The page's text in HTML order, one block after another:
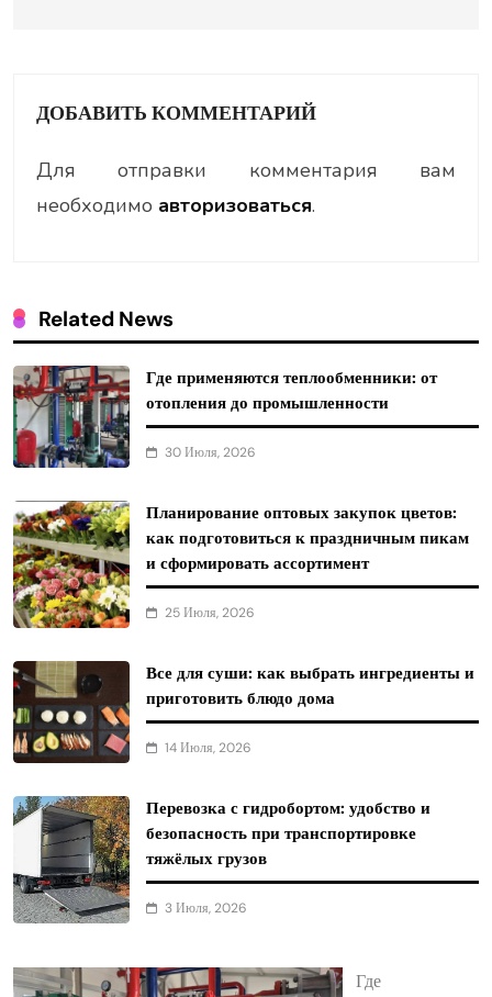
ДОБАВИТЬ КОММЕНТАРИЙ
Для отправки комментария вам
необходимо авторизоваться.
Related News
Где применяются теплообменники: от
отопления до промышленности
30 Июля, 2026
Планирование оптовых закупок цветов:
как подготовиться к праздничным пикам
и сформировать ассортимент
25 Июля, 2026
Все для суши: как выбрать ингредиенты и
приготовить блюдо дома
14 Июля, 2026
Перевозка с гидробортом: удобство и
безопасность при транспортировке
тяжёлых грузов
3 Июля, 2026
Где